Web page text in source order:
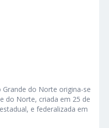
Grande do Norte origina-se
do Norte, criada em 25 de
e federalizada em